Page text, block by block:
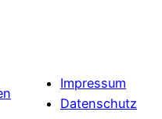
Impressum
Datenschutz